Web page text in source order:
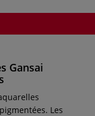
Gansai
Les